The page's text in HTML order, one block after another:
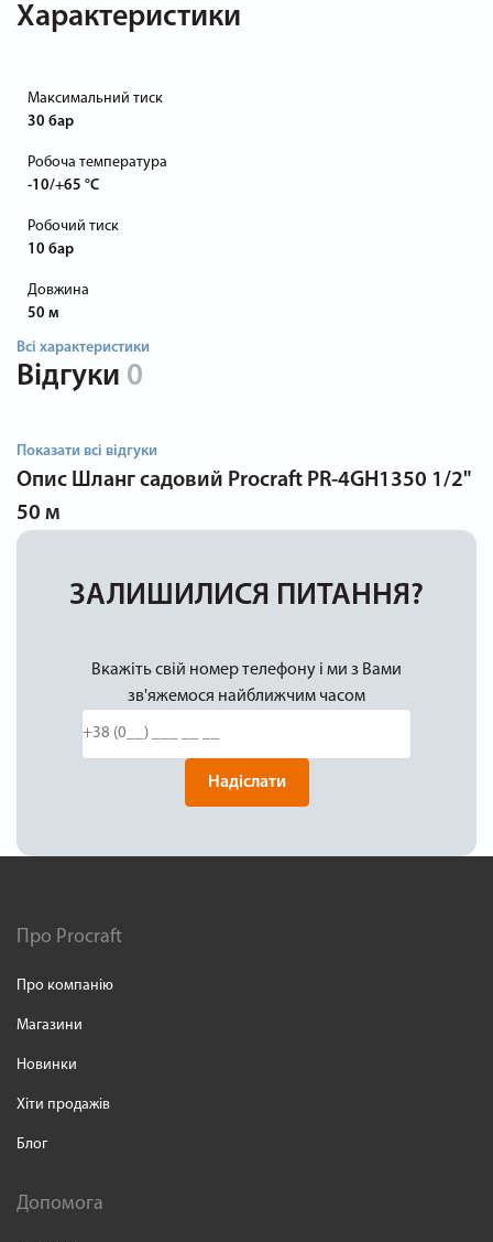
Характеристики
Максимальний тиск
30 бар
Робоча температура
-10/+65 °C
Робочий тиск
10 бар
Довжина
50 м
Всі характеристики
Відгуки 0
Показати всі відгуки
Опис Шланг садовий Procraft PR-4GH1350 1/2"
50 м
ЗАЛИШИЛИСЯ ПИТАННЯ?
Вкажіть свій номер телефону і ми з Вами
зв'яжемося найближчим часом
Надіслати
Про Procraft
Про компанію
Магазини
Новинки
Хіти продажів
Блог
Допомога